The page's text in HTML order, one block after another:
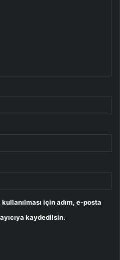
için adım, e-posta
kaydedilsin.